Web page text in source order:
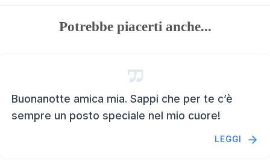
Potrebbe piacerti anche...
Buonanotte amica mia. Sappi che per te c’è
sempre un posto speciale nel mio cuore!
LEGGI